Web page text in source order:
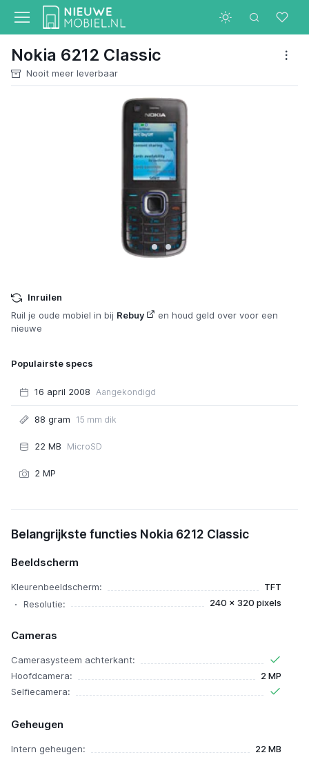
Nokia 6212 Classic
Nooit meer leverbaar
Inruilen
Ruil je oude mobiel in bij Rebuy
en houd geld over voor een
nieuwe
Populairste specs
16 april 2008 Aangekondigd
88 gram 15 mm dik
22 MB MicroSD
2 MP
Nokia 6212 Classic
Belangrijkste functies Nokia 6212 Classic
Beeldscherm
Kleurenbeeldscherm:
TFT
Resolutie:
240 x 320 pixels
Cameras
Camerasysteem achterkant:
Hoofdcamera:
2 MP
Selfiecamera:
Geheugen
Intern geheugen: 22 MB